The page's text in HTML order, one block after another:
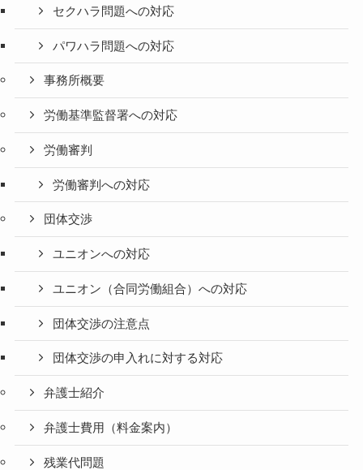
セクハラ問題への対応
パワハラ問題への対応
事務所概要
労働基準監督署への対応
労働審判
労働審判への対応
団体交渉
ユニオンへの対応
ユニオン（合同労働組合）への対応
団体交渉の注意点
団体交渉の申入れに対する対応
弁護士紹介
弁護士費用（料金案内）
残業代問題